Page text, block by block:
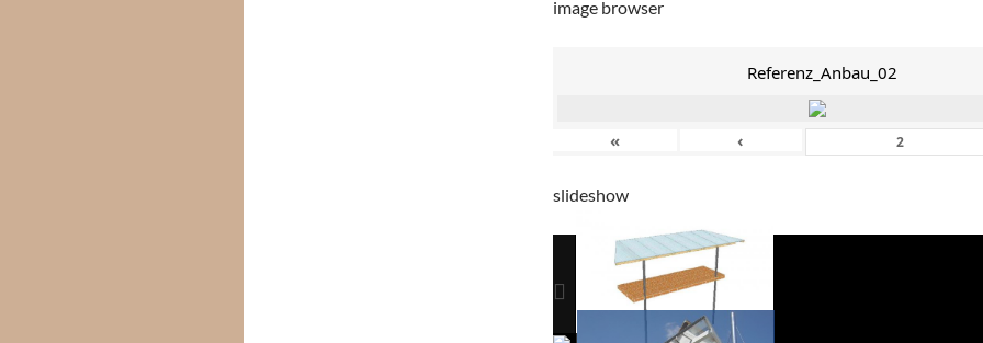
image browser
Referenz_Anbau_02
« ‹
slideshow